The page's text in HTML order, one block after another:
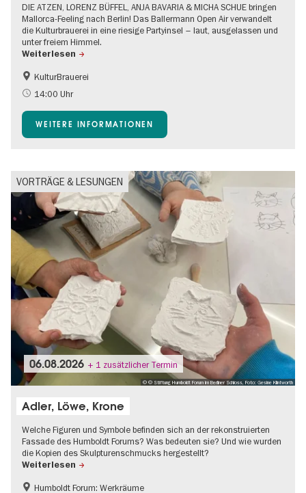
DIE ATZEN, LORENZ BÜFFEL, ANJA BAVARIA & MICHA SCHUE bringen
Mallorca-Feeling nach Berlin! Das Ballermann Open Air verwandelt
die Kulturbrauerei in eine riesige Partyinsel – laut, ausgelassen und
unter freiem Himmel.
Weiterlesen
Barrierefrei
Going local Berlin
Open Air
KulturBrauerei
14:00 Uhr
WEITERE INFORMATIONEN
VORTRÄGE & LESUNGEN
© © Stiftung Humboldt Forum im Berliner Schloss, Foto: Gesine Klintworth
06.08.2026 + 1 zusätzlicher Termin
Adler, Löwe, Krone
Welche Figuren und Symbole befinden sich an der rekonstruierten
Fassade des Humboldt Forums? Was bedeuten sie? Und wie wurden
die Kopien des Skulpturenschmucks hergestellt?
Weiterlesen
Kinder
Humboldt Forum: Werkräume